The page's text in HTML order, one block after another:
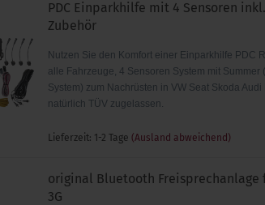
PDC Einparkhilfe mit 4 Sensoren
Zubehör
Nutzen Sie den Komfort einer Einparkhilfe PDC
alle Fahrzeuge, 4 Sensoren System mit Summer
System) zum Nachrüsten in VW Seat Skoda Audi
natürlich TÜV zugelassen.
Lieferzeit: 1-2 Tage (Ausland abweichend)
original Bluetooth Freisprechanlage
3G